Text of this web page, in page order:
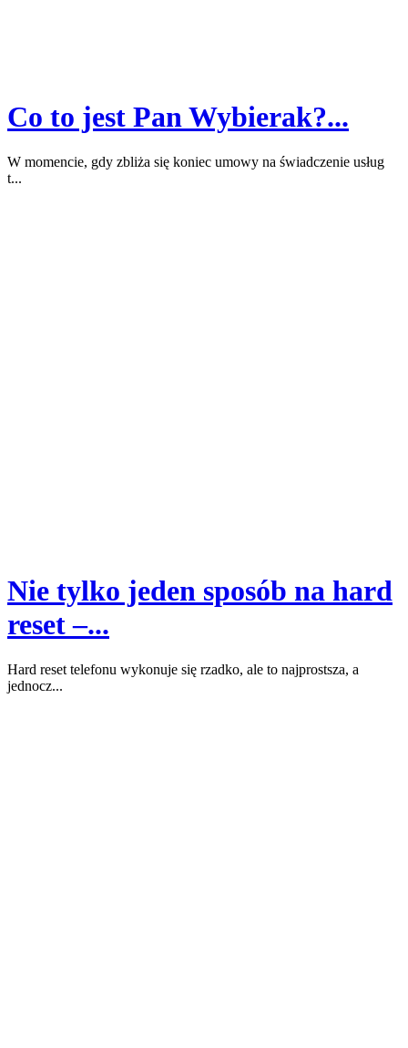
Co to jest Pan Wybierak?...
W momencie, gdy zbliża się koniec umowy na świadczenie usług
t...
Nie tylko jeden sposób na hard
reset –...
Hard reset telefonu wykonuje się rzadko, ale to najprostsza, a
jednocz...